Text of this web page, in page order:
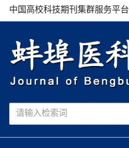
中国高校科技期刊集群服务平台